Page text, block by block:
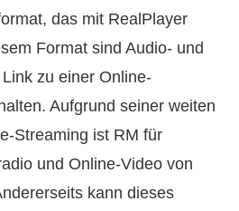
das mit RealPlayer
Format sind Audio- und
zu einer Online-
Aufgrund seiner weiten
Streaming ist RM für
und Online-Video von
kann dieses